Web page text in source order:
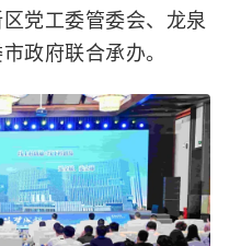
党工委管委会、龙泉
政府联合承办。